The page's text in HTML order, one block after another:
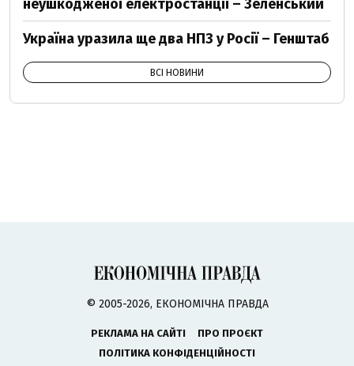
неушкодженої електростанції – Зеленський
Україна уразила ще два НПЗ у Росії – Генштаб
ВСІ НОВИНИ
© 2005-2026, ЕКОНОМІЧНА ПРАВДА
РЕКЛАМА НА САЙТІ
ПРО ПРОЄКТ
ПОЛІТИКА КОНФІДЕНЦІЙНОСТІ